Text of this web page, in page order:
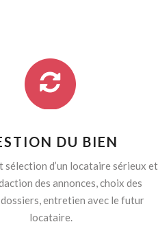
DU BIEN
sélection d’un locataire sérieux et
des annonces, choix des
entretien avec le futur
locataire.